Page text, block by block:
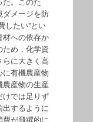
メージを防
したい”とい
材への依存か
ため，化学資
に大きく高
に有機農産物
産物の生産
では足りず
するように
が飛躍的に